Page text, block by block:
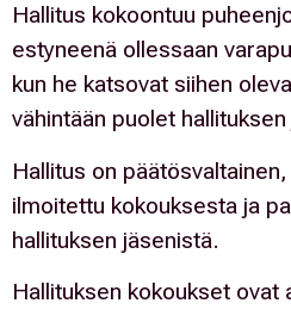
Hallitus kokoontuu
estyneenä ollessaan
kun he katsovat siihen
vähintään puolet
Hallitus on
ilmoitettu kokouksesta ja
hallituksen jäsenistä.
Hallituksen kokoukset ovat